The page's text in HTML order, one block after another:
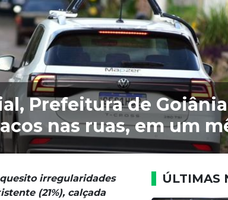
Prefeitura de
nas ruas, em um
irregularidades
(21%), calçada
ÚLTIMAS